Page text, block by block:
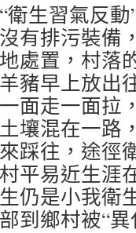
生習氣反
有排污裝備
處置，村落
豬早上放出
面走一面拉
壤混在一路
踩往，途徑
平易近生涯
仍是小我衛
到鄉村被“